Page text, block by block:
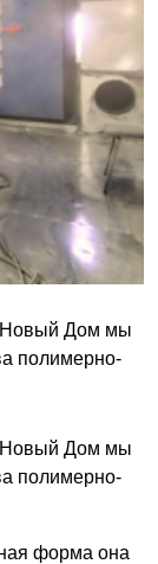
Новый Дом мы
полимерно-
Новый Дом мы
полимерно-
форма она